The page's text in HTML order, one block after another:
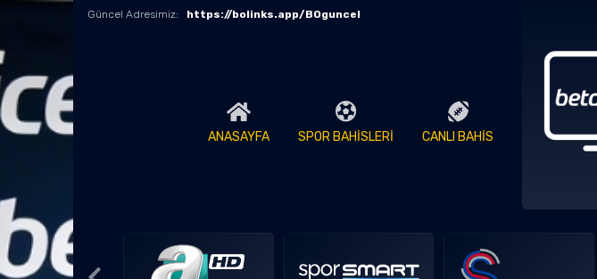
Güncel Adresimiz: https://bolinks.app/BOguncel
ANASAYFA SPOR BAHİSLERİ CANLI BAHİS